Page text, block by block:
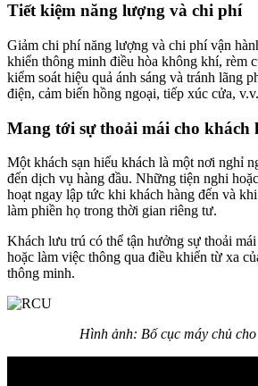
Tiết kiệm năng lượng và chi phí
Giảm chi phí năng lượng và chi phí vận
khiển thông minh điều hòa không khí, rèm
kiểm soát hiệu quả ánh sáng và tránh lãng
điện, cảm biến hồng ngoại, tiếp xúc cửa, v.v.
Mang tới sự thoải mái cho khách
Một khách sạn hiếu khách là một nơi nghỉ
đến dịch vụ hàng đầu. Những tiện nghi
hoạt ngay lập tức khi khách hàng đến và
làm phiền họ trong thời gian riêng tư.
Khách lưu trú có thể tận hưởng sự thoải
hoặc làm việc thông qua điều khiển từ xa
thông minh.
Hình ảnh: Bố cục máy chủ